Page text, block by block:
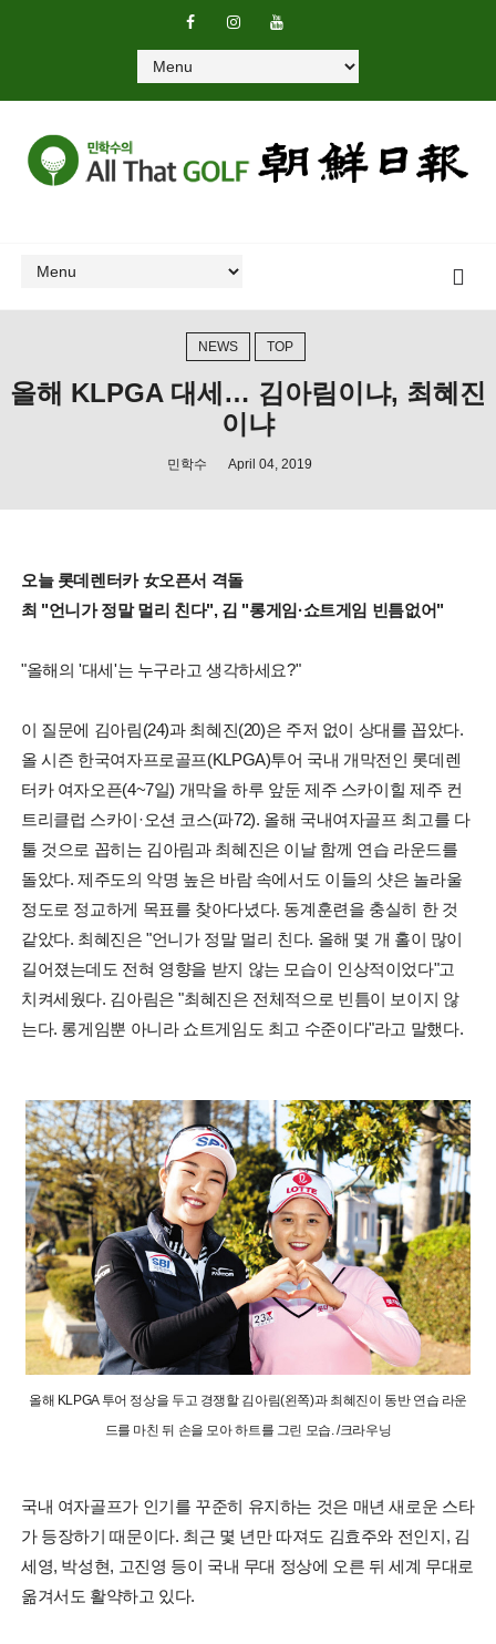
NEWS TOP
올해 KLPGA 대세… 김아림이냐, 최혜진
이냐
민학수 April 04, 2019
오늘 롯데렌터카 女오픈서 격돌
최 "언니가 정말 멀리 친다", 김 "롱게임·쇼트게임 빈틈없어"
"올해의 '대세'는 누구라고 생각하세요?"
이 질문에 김아림(24)과 최혜진(20)은 주저 없이 상대를 꼽았다.
올 시즌 한국여자프로골프(KLPGA)투어 국내 개막전인 롯데렌
터카 여자오픈(4~7일) 개막을 하루 앞둔 제주 스카이힐 제주 컨
트리클럽 스카이·오션 코스(파72). 올해 국내여자골프 최고를 다
툴 것으로 꼽히는 김아림과 최혜진은 이날 함께 연습 라운드를
돌았다. 제주도의 악명 높은 바람 속에서도 이들의 샷은 놀라울
정도로 정교하게 목표를 찾아다녔다. 동계훈련을 충실히 한 것
같았다. 최혜진은 "언니가 정말 멀리 친다. 올해 몇 개 홀이 많이
길어졌는데도 전혀 영향을 받지 않는 모습이 인상적이었다"고
치켜세웠다. 김아림은 "최혜진은 전체적으로 빈틈이 보이지 않
는다. 롱게임뿐 아니라 쇼트게임도 최고 수준이다"라고 말했다.
올해 KLPGA 투어 정상을 두고 경쟁할 김아림(왼쪽)과 최혜진이 동반 연습 라운
드를 마친 뒤 손을 모아 하트를 그린 모습. /크라우닝
국내 여자골프가 인기를 꾸준히 유지하는 것은 매년 새로운 스타
가 등장하기 때문이다. 최근 몇 년만 따져도 김효주와 전인지, 김
세영, 박성현, 고진영 등이 국내 무대 정상에 오른 뒤 세계 무대로
옮겨서도 활약하고 있다.